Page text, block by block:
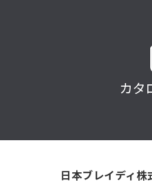
カタ
日本ブレイディ株